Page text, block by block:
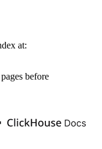
at:
before